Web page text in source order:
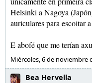
Helsinki a Nagoya
auriculares para escoitar
E abofé que me terían
Miércoles, 6 de noviembre
Bea Hervella